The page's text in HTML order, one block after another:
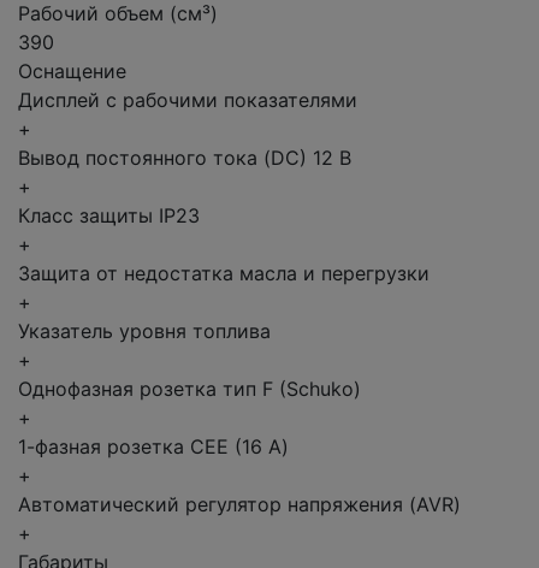
Рабочий объем (см³)
390
Оснащение
Дисплей с рабочими показателями
+
Вывод постоянного тока (DC) 12 В
+
Класс защиты IP23
+
Защита от недостатка масла и перегрузки
+
Указатель уровня топлива
+
Однофазная розетка тип F (Schuko)
+
1-фазная розетка CEE (16 А)
+
Автоматический регулятор напряжения (AVR)
+
Габариты